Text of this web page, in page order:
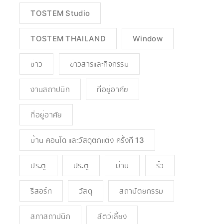
TOSTEM Studio
TOSTEM THAILAND Window
ข่าว ข่าวสารและกิจกรรม
งานสถาปนิก ที่อยู่อาศัย
ที่อยู่อาศัย
บ้าน คอนโด และวัสดุตกแต่ง ครั้งที่ 13
ประตู ประตู ม่าน รั้ว
รีสอร์ท วัสดุ สถาปัตยกรรม
สภาสถาปนิก สัตว์เลี้ยง